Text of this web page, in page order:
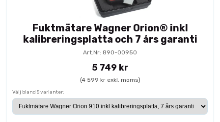
Fuktmätare Wagner Orion® inkl
kalibreringsplatta och 7 års garanti
Art.Nr: 890-00950
5 749 kr
(4 599 kr exkl. moms)
Välj bland 5 varianter: